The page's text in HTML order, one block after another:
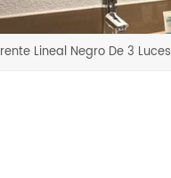
Lineal Negro De 3 Luces